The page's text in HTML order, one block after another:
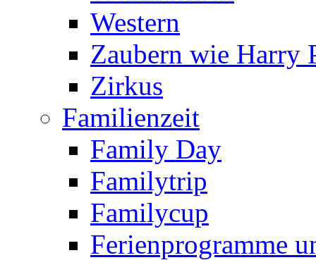
Western
Zaubern wie Harry
Zirkus
Familienzeit
Family Day
Familytrip
Familycup
Ferienprogramme